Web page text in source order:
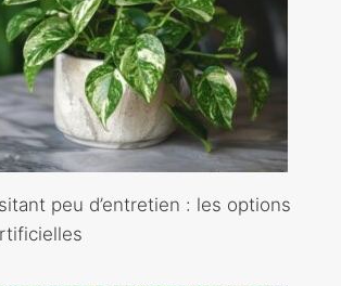
peu d’entretien : les options